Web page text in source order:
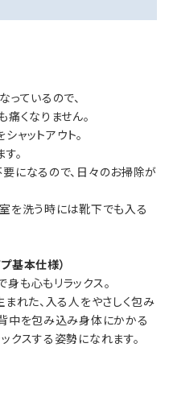
っているので、
痛くなりません。
ャットアウト。
。
になるので、日々のお掃除が
を洗う時には靴下でも入る
基本仕様）
も心もリラックス。
まれた、入る人をやさしく包み
中を包み込み身体にかかる
クスする姿勢になれます。